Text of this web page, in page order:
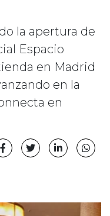
la apertura de
Espacio
en Madrid
en la
en